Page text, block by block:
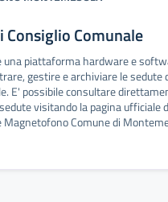
Consiglio Comunale
una piattaforma hardware e
gestire e archiviare le sedute
E' possibile consultare
visitando la pagina ufficiale
Comune di